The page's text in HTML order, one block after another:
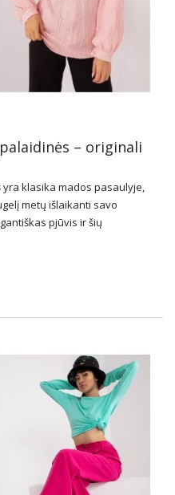
– originali
yra klasika mados pasaulyje,
metų išlaikanti savo
pjūvis ir šių
Nuo klasikinių baltų